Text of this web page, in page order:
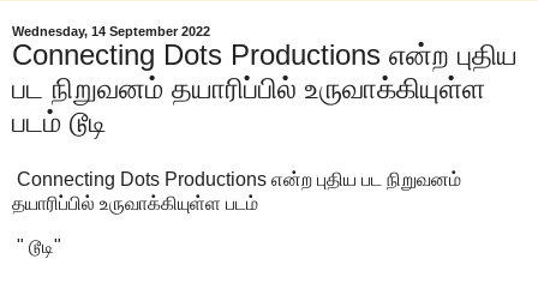
Wednesday, 14 September 2022
Connecting Dots Productions என்ற புதிய
பட நிறுவனம் தயாரிப்பில் உருவாக்கியுள்ள
படம் டூடி
Connecting Dots Productions என்ற புதிய பட நிறுவனம்
தயாரிப்பில் உருவாக்கியுள்ள படம்
" டூடி"